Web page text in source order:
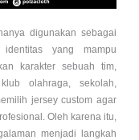
digunakan sebagai
yang mampu
karakter sebuah tim,
olahraga, sekolah,
jersey custom agar
Oleh karena itu,
menjadi langkah